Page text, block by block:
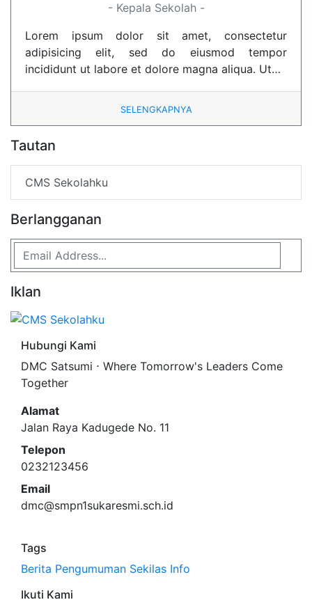
- Kepala Sekolah -
Lorem ipsum dolor sit amet, consectetur
adipisicing elit, sed do eiusmod tempor
incididunt ut labore et dolore magna aliqua. Ut…
SELENGKAPNYA
Tautan
CMS Sekolahku
Berlangganan
Iklan
Hubungi Kami
DMC Satsumi ⋅ Where Tomorrow's Leaders Come
Together
Alamat
Jalan Raya Kadugede No. 11
Telepon
0232123456
Email
dmc@smpn1sukaresmi.sch.id
Tags
Berita Pengumuman Sekilas Info
Ikuti Kami